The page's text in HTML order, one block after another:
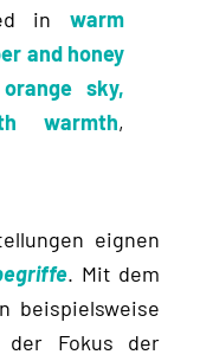
in warm
and honey
sky,
warmth,
eignen
. Mit dem
beispielsweise
Fokus der